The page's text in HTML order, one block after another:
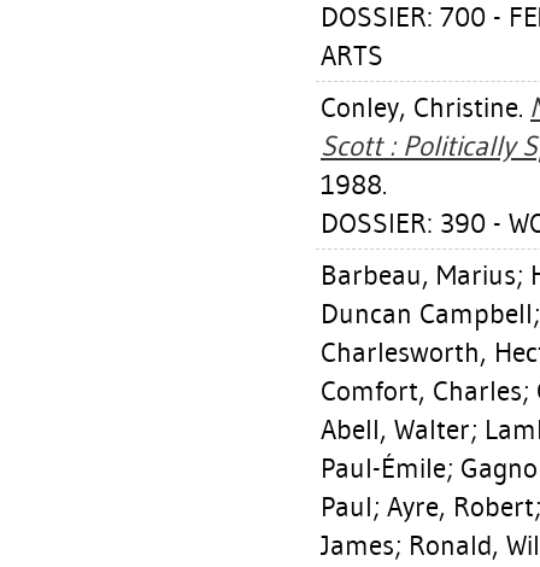
DOSSIER: 700 -
ARTS
Conley, Christine.
Scott : Politically
1988.
DOSSIER: 390 -
Barbeau, Marius;
Duncan Campbell
Charlesworth,
Comfort, Charles;
Abell, Walter;
Paul-Émile;
Paul; Ayre, Robert
James; Ronald,